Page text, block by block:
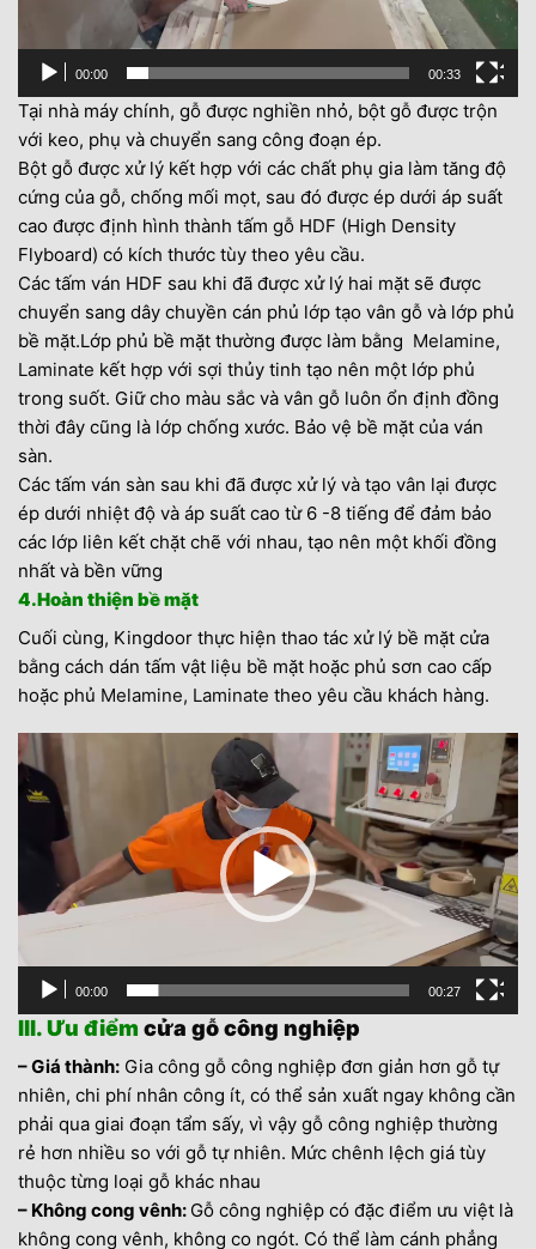
00:00 00:33
Tại nhà máy chính, gỗ được nghiền nhỏ, bột gỗ được trộn
với keo, phụ và chuyển sang công đoạn ép.
Bột gỗ được xử lý kết hợp với các chất phụ gia làm tăng độ
cứng của gỗ, chống mối mọt, sau đó được ép dưới áp suất
cao được định hình thành tấm gỗ HDF (High Density
Flyboard) có kích thước tùy theo yêu cầu.
Các tấm ván HDF sau khi đã được xử lý hai mặt sẽ được
chuyển sang dây chuyền cán phủ lớp tạo vân gỗ và lớp phủ
bề mặt.Lớp phủ bề mặt thường được làm bằng Melamine,
Laminate kết hợp với sợi thủy tinh tạo nên một lớp phủ
trong suốt. Giữ cho màu sắc và vân gỗ luôn ổn định đồng
thời đây cũng là lớp chống xước. Bảo vệ bề mặt của ván
sàn.
Các tấm ván sàn sau khi đã được xử lý và tạo vân lại được
ép dưới nhiệt độ và áp suất cao từ 6 -8 tiếng để đảm bảo
các lớp liên kết chặt chẽ với nhau, tạo nên một khối đồng
nhất và bền vững
4.Hoàn thiện bề mặt
Cuối cùng, Kingdoor thực hiện thao tác xử lý bề mặt cửa
bằng cách dán tấm vật liệu bề mặt hoặc phủ sơn cao cấp
hoặc phủ Melamine, Laminate theo yêu cầu khách hàng.
Trình
chơi
Video
00:00 00:27
III. Ưu điểm cửa gỗ công nghiệp
– Giá thành: Gia công gỗ công nghiệp đơn giản hơn gỗ tự
nhiên, chi phí nhân công ít, có thể sản xuất ngay không cần
phải qua giai đoạn tẩm sấy, vì vậy gỗ công nghiệp thường
rẻ hơn nhiều so với gỗ tự nhiên. Mức chênh lệch giá tùy
thuộc từng loại gỗ khác nhau
– Không cong vênh: Gỗ công nghiệp có đặc điểm ưu việt là
không cong vênh, không co ngót. Có thể làm cánh phẳng